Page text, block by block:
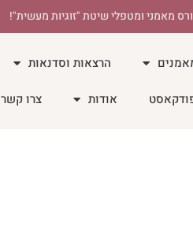
מאמני ומטפלי שיטת "זוגיות מעשית"!
הרצאות וסדנאות
אודות צרו קשר